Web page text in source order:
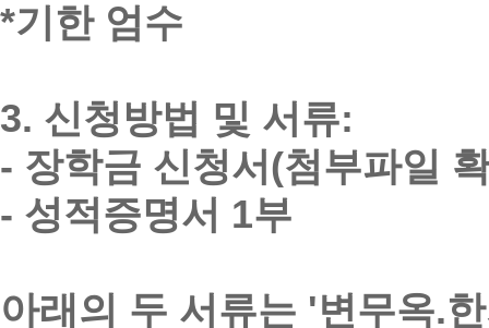
*기한 엄수
3. 신청방법 및 서류:
- 장학금 신청서(첨부파일
- 성적증명서 1부
아래의 두 서류는 '변무옥.